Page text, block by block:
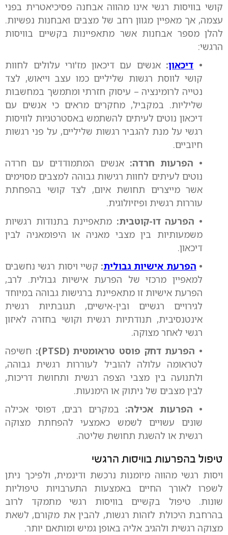
קושי בוויסות רגשי אינו מהווה אבחנה פסיכיאטרית בפני
עצמה, אך מאפיין מגוון רחב של מצבים ואבחנות נפשיות.
להלן מספר אבחנות אשר מתאפיינות בקשיים בוויסות
הרגשי:
• דיכאון: אנשים עם דיכאון מז'ורי עלולים לחוות
קושי לווסת רגשות שליליים כמו עצב וייאוש, לצד
נטייה לרומינציה – עיסוק חזרתי ומתמשך במחשבות
שליליות. במקביל, מחקרים מראים כי אנשים עם
דיכאון נוטים לעיתים להשתמש באסטרטגיות לוויסות
רגשי על מנת להגביר רגשות שליליים, על פני רגשות
חיוביים.
• הפרעות חרדה: אנשים המתמודדים עם חרדה
נוטים לעיתים לחוות רגישות גבוהה למצבים מסוימים
אשר מייצרים תחושת איום, לצד קושי בהפחתת
עוררות רגשית ופיזיולוגית.
• הפרעה דו-קוטבית: מתאפיינת בתנודות רגשיות
משמעותיות בין מצבי מאניה או היפומאניה לבין
דיכאון.
• הפרעת אישיות גבולית: קשיי ויסות רגשי נחשבים
למאפיין מרכזי של הפרעת אישיות גבולית. לרב,
הפרעת אישיות זו מתאפיינת ברגישות גבוהה במיוחד
לגירויים רגשיים ובין-אישיים, תגובתיות רגשית
אינטנסיבית, תנודתיות רגשית וקושי בחזרה לאיזון
רגשי לאחר מצוקה.
• הפרעת דחק פוסט טראומטית (PTSD):
חשיפה
לטראומה עלולה להוביל לעוררות רגשית גבוהה,
ולתנועה בין מצבי הצפה רגשית ותחושת דריכות,
לבין מצבים של ניתוק או הימנעות.
• הפרעות אכילה: במקרים רבים, דפוסי אכילה
שונים עשויים לשמש כאמצעי להפחתת מצוקה
רגשית או להשגת תחושת שליטה.
טיפול בהפרעות בוויסות הרגשי
ויסות רגשי מהווה מיומנות נרכשת ודינמית, ולפיכך ניתן
לשפרו לאורך החיים באמצעות התערבויות טיפוליות
שונות. טיפול בקשיים בוויסות רגשי מתמקד לרוב
בהרחבת היכולת לזהות רגשות, להבין את מקורם, לשאת
מצוקה רגשית ולהגיב אליה באופן גמיש ומותאם יותר.